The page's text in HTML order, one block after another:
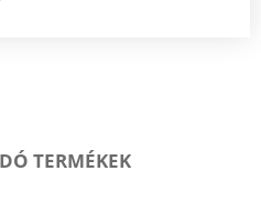
TERMÉKEK